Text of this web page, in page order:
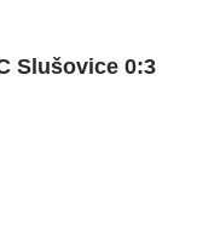
Slušovice 0:3